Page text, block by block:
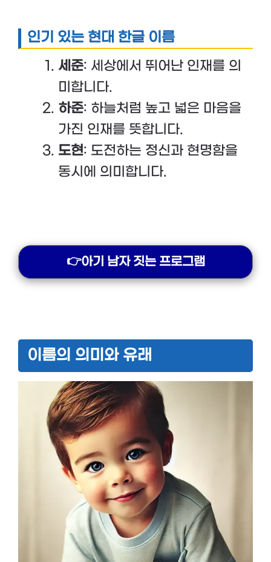
인기 있는 현대 한글 이름
세준: 세상에서 뛰어난 인재를 의
미합니다.
하준: 하늘처럼 높고 넓은 마음을
가진 인재를 뜻합니다.
도현: 도전하는 정신과 현명함을
동시에 의미합니다.
👉아기 남자 짓는 프로그램
이름의 의미와 유래